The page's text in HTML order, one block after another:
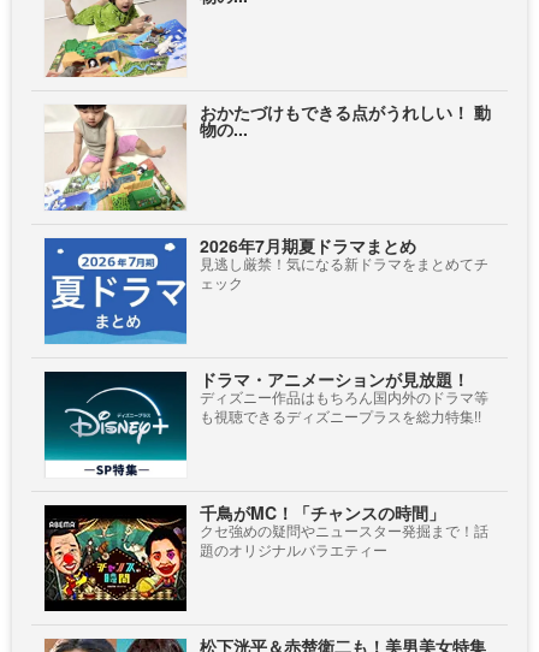
おかたづけもできる点がうれしい！ 動
物の...
2026年7月期夏ドラマまとめ
見逃し厳禁！気になる新ドラマをまとめてチ
ェック
ドラマ・アニメーションが見放題！
ディズニー作品はもちろん国内外のドラマ等
も視聴できるディズニープラスを総力特集!!
千鳥がMC！「チャンスの時間」
クセ強めの疑問やニュースター発掘まで！話
題のオリジナルバラエティー
松下洸平＆赤楚衛二も！美男美女特集